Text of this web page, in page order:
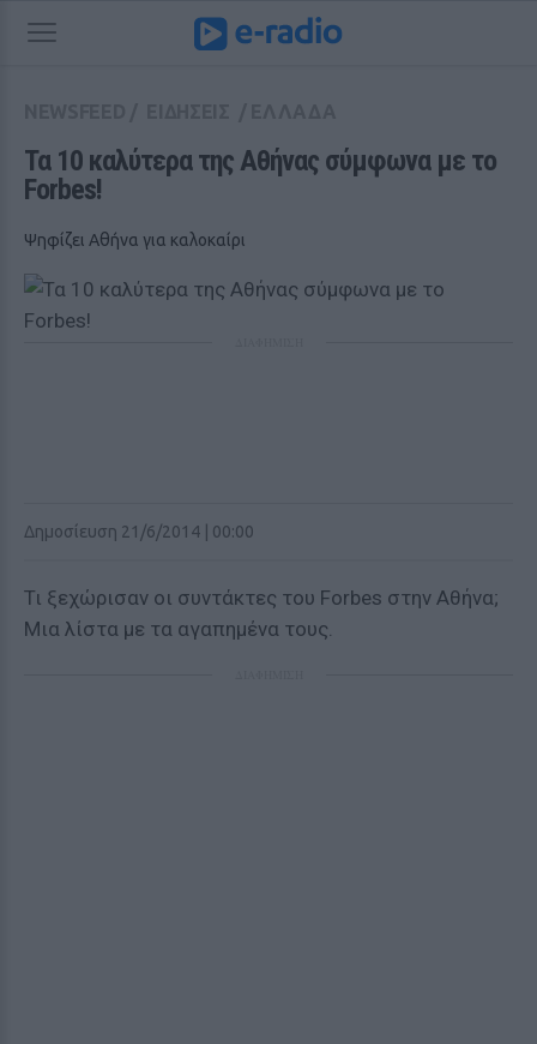
Τα 10 καλύτερα της Αθήνας σύμφωνα με το
Forbes!
Ψηφίζει Αθήνα για καλοκαίρι
Δημοσίευση 21/6/2014 | 00:00
Τι ξεχώρισαν οι συντάκτες του Forbes στην Αθήνα;
Μια λίστα με τα αγαπημένα τους.